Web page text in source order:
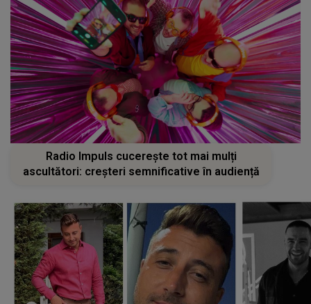
Radio Impuls cucerește tot mai mulți
ascultători: creșteri semnificative în audiență